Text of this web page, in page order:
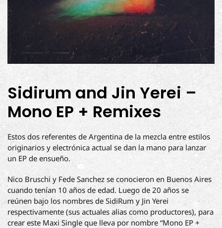
Sidirum and Jin Yerei –
Mono EP + Remixes
Estos dos referentes de Argentina de la mezcla entre estilos
originarios y electrónica actual se dan la mano para lanzar
un EP de ensueño.
Nico Bruschi y Fede Sanchez se conocieron en Buenos Aires
cuando tenían 10 años de edad. Luego de 20 años se
reúnen bajo los nombres de SidiRum y Jin Yerei
respectivamente (sus actuales alias como productores), para
crear este Maxi Single que lleva por nombre “Mono EP +